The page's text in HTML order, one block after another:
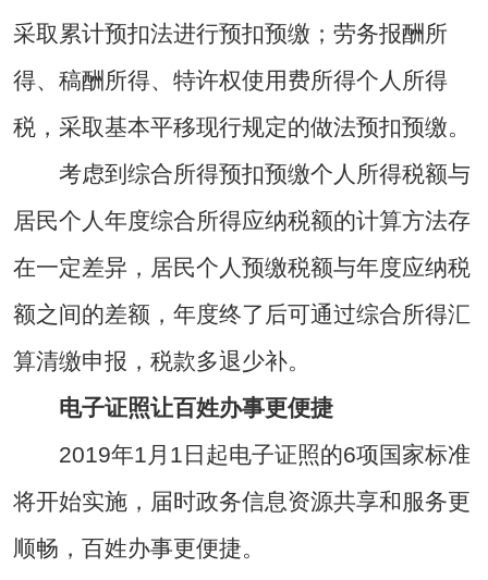
采取累计预扣法进行预扣预缴；劳务报酬所
得、稿酬所得、特许权使用费所得个人所得
税，采取基本平移现行规定的做法预扣预缴。
考虑到综合所得预扣预缴个人所得税额与
居民个人年度综合所得应纳税额的计算方法存
在一定差异，居民个人预缴税额与年度应纳税
额之间的差额，年度终了后可通过综合所得汇
算清缴申报，税款多退少补。
电子证照让百姓办事更便捷
2019年1月1日起电子证照的6项国家标准
将开始实施，届时政务信息资源共享和服务更
顺畅，百姓办事更便捷。